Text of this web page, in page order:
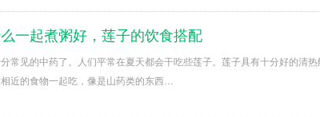
一起煮粥好，莲子的饮食搭配
常见的中药了。人们平常在夏天都会干吃些莲子。莲子具有十分好的清
近的食物一起吃，像是山药类的东西…